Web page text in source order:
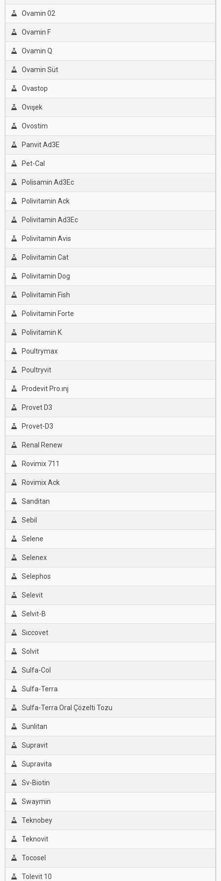
Ovamin 02
Ovamin F
Ovamin Q
Ovamin Süt
Ovastop
Ovışek
Ovostim
Panvit Ad3E
Pet-Cal
Polisamin Ad3Ec
Polivitamin Ack
Polivitamin Ad3Ec
Polivitamin Avis
Polivitamin Cat
Polivitamin Dog
Polivitamin Fish
Polivitamin Forte
Polivitamin K
Poultrymax
Poultryvit
Prodevit Pro.ınj
Provet D3
Provet-D3
Renal Renew
Rovimix 711
Rovimix Ack
Sanditan
Sebil
Selene
Selenex
Selephos
Selevit
Selvit-B
Sıccovet
Solvit
Sulfa-Col
Sulfa-Terra
Sulfa-Terra Oral Çözelti Tozu
Sunlitan
Supravit
Supravita
Sv-Biotin
Swaymin
Teknobey
Teknovit
Tocosel
Tolevit 10